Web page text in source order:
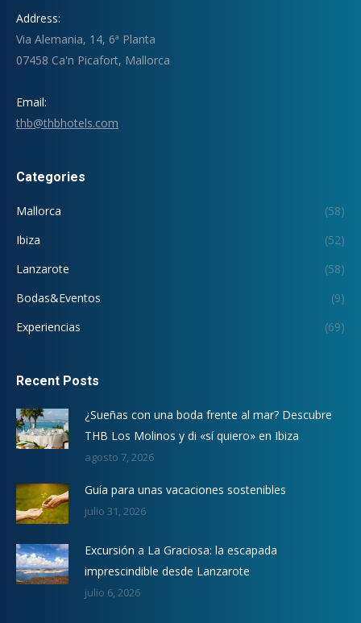
Address:
Via Alemania, 14, 6ª Planta
07458 Ca'n Picafort, Mallorca
Email:
thb@thbhotels.com
Categories
Mallorca
(58)
Ibiza
(52)
Lanzarote
(58)
Bodas&Eventos
(9)
Experiencias
(69)
Recent Posts
¿Sueñas con una boda frente al mar? Descubre
THB Los Molinos y di «sí quiero» en Ibiza
agosto 7, 2026
Guía para unas vacaciones sostenibles
julio 31, 2026
Excursión a La Graciosa: la escapada
imprescindible desde Lanzarote
julio 6, 2026